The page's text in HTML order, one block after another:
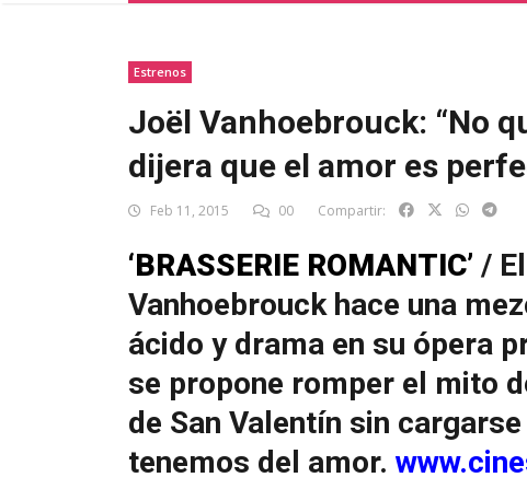
Estrenos
Joël Vanhoebrouck: “No
dijera que el amor es
Feb 11, 2015 00 Compartir:
‘BRASSERIE ROMANTIC’ /
Vanhoebrouck hace una
ácido y drama en su ópera
se propone romper el mito
de San Valentín sin
tenemos del amor.